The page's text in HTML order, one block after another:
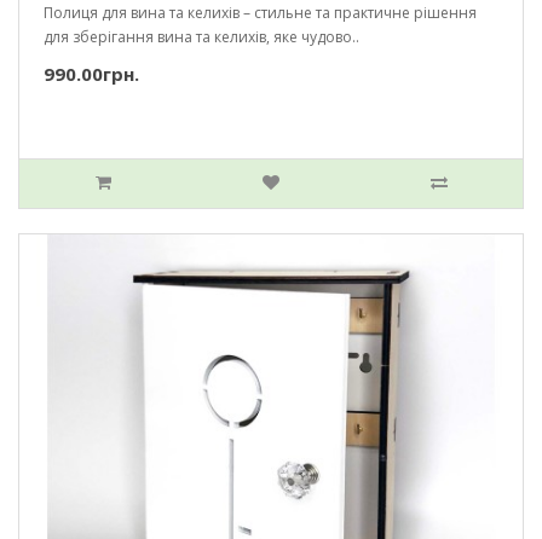
Полиця для вина та келихів – стильне та практичне рішення
для зберігання вина та келихів, яке чудово..
990.00грн.